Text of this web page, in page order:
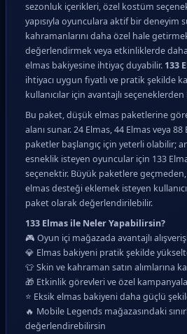
sezonluk içerikleri, özel kostüm
yapısıyla oyunculara aktif bir deneyim
kahramanlarını daha özel hale
değerlendirmek veya etkinliklerde
elmas bakiyesine ihtiyaç duyabilir. 133
ihtiyacı uygun fiyatlı ve pratik şekilde
kullanıcılar için avantajlı
Bu paket, düşük elmas paketlerine
alanı sunar. 24 Elmas, 44 Elmas veya
paketler başlangıç için yeterli olabilir;
esneklik isteyen oyuncular için 133
seçenektir. Büyük paketlere
elmas desteği eklemek isteyen
paket olarak değerlendirilebilir.
133 Elmas ile Neler Yapabilirsin?
🎮 Oyun içi mağazada avantajlı
💎 Elmas bakiyeni pratik şekilde
👕 Skin ve kahraman satın alımlarına
🎁 Etkinlik görevleri ve özel
⭐ Eksik elmas bakiyeni daha güçlü
🔥 Mobile Legends mağazasındaki
değerlendirebilirsin